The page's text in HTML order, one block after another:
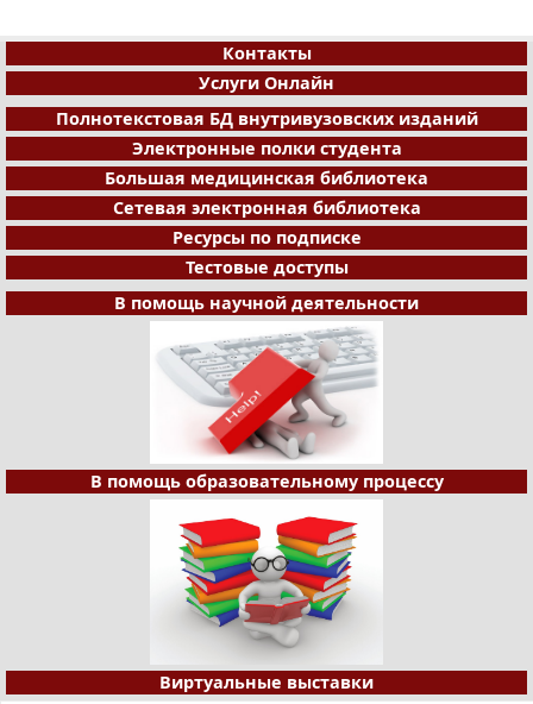
Контакты
Услуги Онлайн
Полнотекстовая БД внутривузовских изданий
Электронные полки студента
Большая медицинская библиотека
Сетевая электронная библиотека
Ресурсы по подписке
Тестовые доступы
В помощь научной деятельности
В помощь образовательному процессу
Виртуальные выставки